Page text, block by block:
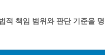
적 책임 범위와 판단 기준을